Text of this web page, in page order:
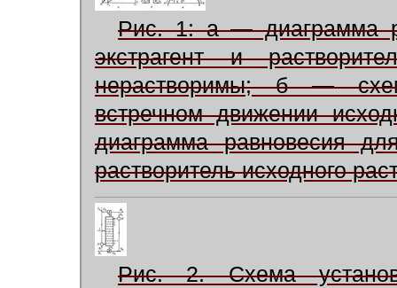
Рис. 1: а — диаграмма
экстрагент и
нерастворимы; б —
встречном движении
диаграмма равновесия
растворитель исходного
Рис. 2. Схема